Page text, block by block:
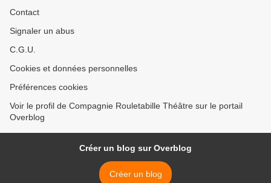
Contact
Signaler un abus
C.G.U.
Cookies et données personnelles
Préférences cookies
Voir le profil de Compagnie Rouletabille Théâtre sur le portail
Overblog
Créer un blog sur Overblog
Créer un blog